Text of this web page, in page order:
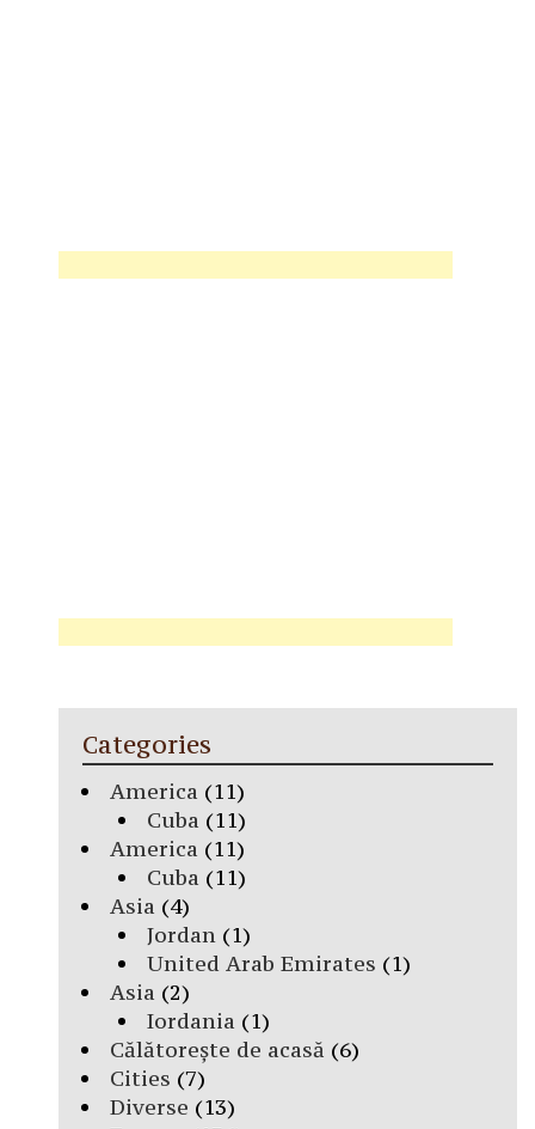
Categories
America (11)
Cuba (11)
America (11)
Cuba (11)
Asia (4)
Jordan(1)
United Arab Emirates (1)
Asia (2)
Iordania (1)
Călătorește de acasă (6)
Cities (7)
Diverse (13)